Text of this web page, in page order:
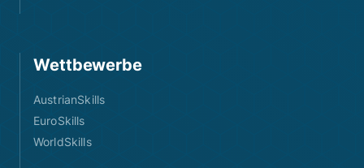
Wettbewerbe
AustrianSkills
EuroSkills
WorldSkills